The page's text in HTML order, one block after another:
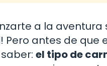
a la
Pero antes de
el tipo de